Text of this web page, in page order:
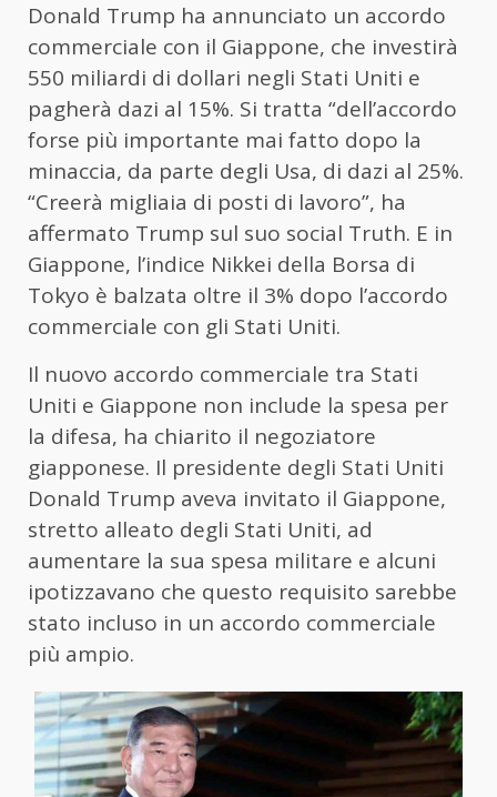
Donald Trump ha annunciato un accordo
commerciale con il Giappone, che investirà
550 miliardi di dollari negli Stati Uniti e
pagherà dazi al 15%. Si tratta “dell’accordo
forse più importante mai fatto dopo la
minaccia, da parte degli Usa, di dazi al 25%.
“Creerà migliaia di posti di lavoro”, ha
affermato Trump sul suo social Truth. E in
Giappone, l’indice Nikkei della Borsa di
Tokyo è balzata oltre il 3% dopo l’accordo
commerciale con gli Stati Uniti.
Il nuovo accordo commerciale tra Stati
Uniti e Giappone non include la spesa per
la difesa, ha chiarito il negoziatore
giapponese. Il presidente degli Stati Uniti
Donald Trump aveva invitato il Giappone,
stretto alleato degli Stati Uniti, ad
aumentare la sua spesa militare e alcuni
ipotizzavano che questo requisito sarebbe
stato incluso in un accordo commerciale
più ampio.